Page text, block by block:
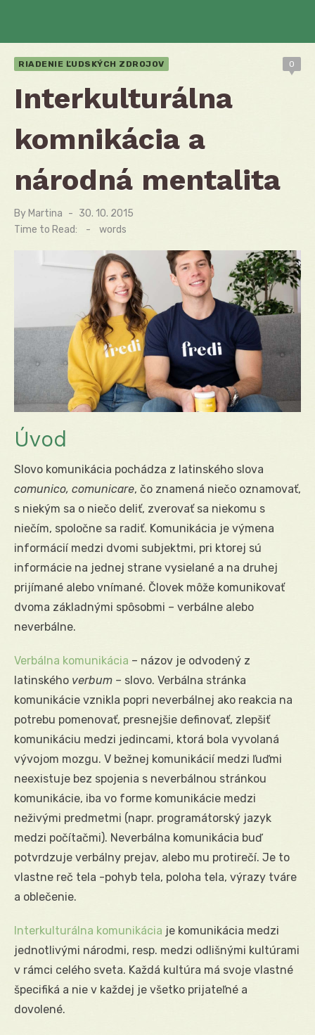
RIADENIE ĽUDSKÝCH ZDROJOV 0
Interkulturálna
komnikácia a
národná mentalita
By Martina
Posted
30. 10. 2015
Time to Read:
- words
Úvod
Slovo komunikácia pochádza z latinského slova
comunico, comunicare, čo znamená niečo oznamovať,
s niekým sa o niečo deliť, zverovať sa niekomu s
niečím, spoločne sa radiť. Komunikácia je výmena
informácií medzi dvomi subjektmi, pri ktorej sú
informácie na jednej strane vysielané a na druhej
prijímané alebo vnímané. Človek môže komunikovať
dvoma základnými spôsobmi – verbálne alebo
neverbálne.
Verbálna komunikácia – názov je odvodený z
latinského verbum – slovo. Verbálna stránka
komunikácie vznikla popri neverbálnej ako reakcia na
potrebu pomenovať, presnejšie definovať, zlepšiť
komunikáciu medzi jedincami, ktorá bola vyvolaná
vývojom mozgu. V bežnej komunikácií medzi ľuďmi
neexistuje bez spojenia s neverbálnou stránkou
komunikácie, iba vo forme komunikácie medzi
neživými predmetmi (napr. programátorský jazyk
medzi počítačmi). Neverbálna komunikácia buď
potvrdzuje verbálny prejav, alebo mu protirečí. Je to
vlastne reč tela -pohyb tela, poloha tela, výrazy tváre
a oblečenie.
Interkulturálna komunikácia je komunikácia medzi
jednotlivými národmi, resp. medzi odlišnými kultúrami
v rámci celého sveta. Každá kultúra má svoje vlastné
špecifiká a nie v každej je všetko prijateľné a
dovolené.